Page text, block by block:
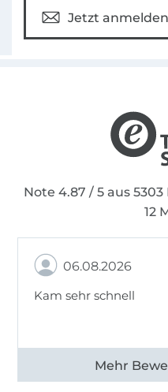
Jetzt anmelden
Note 4.87 / 5 aus
12
06.08.2026
Kam sehr schnell
Alle 82950